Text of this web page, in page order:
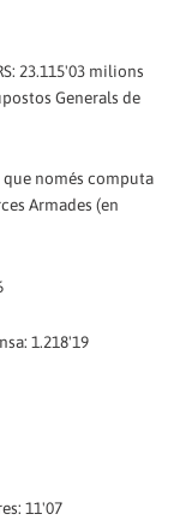
23.115'03 milions
Generals de
que només computa
Armades (en
1.218'19
11'07